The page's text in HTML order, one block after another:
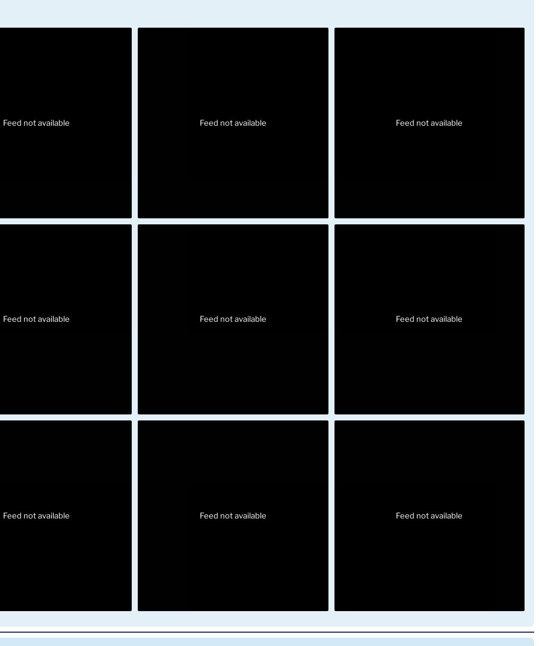
Feed not available Feed not available Feed not available
Feed not available Feed not available Feed not available
Feed not available Feed not available Feed not available